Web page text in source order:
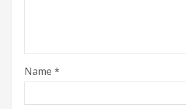
Name *